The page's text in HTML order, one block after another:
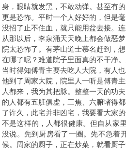
身，眼睛就发黑，不敢动弹。甚至有
更是恐怖。平时一个人好好的，但是
没招了止不住血，就只能用盆去接。
从那以后，李泉涌天天晚上都会做恶
院太恐怖了。有茅山道士慕名赶到，
在哪了呢？难道院子里面真的不干净
当时得知傅青主要去吃人大院，有人
他到了周家大院，院里人一听是傅青
人都来，我为其把脉。整整一天的功
的人都有五脏俱虚，三焦、六腑堵得
了许久，此宅并非凶宅，我要看大家
不是这样的，人都很健康。但自从家
没说。先到厨房看了一圈。先不急着
候。周家的厨子，正在炒菜，就看厨